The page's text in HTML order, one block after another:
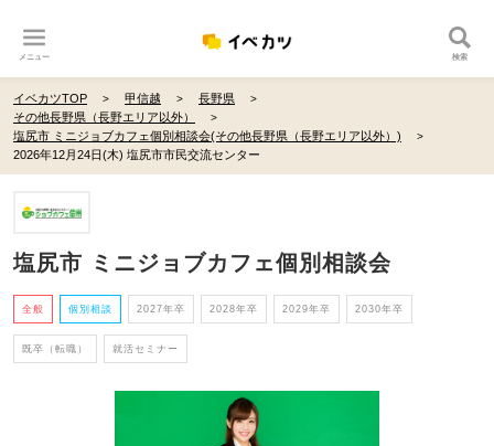
メニュー 検索
イベカツTOP 甲信越
長野県
その他長野県（長野エリア以外）
塩尻市 ミニジョブカフェ個別相談会(その他長野県（長野エリア以外）)
2026年12月24日(木) 塩尻市市民交流センター
塩尻市 ミニジョブカフェ個別相談会
全般 個別相談 2027年卒 2028年卒 2029年卒 2030年卒
既卒（転職） 就活セミナー